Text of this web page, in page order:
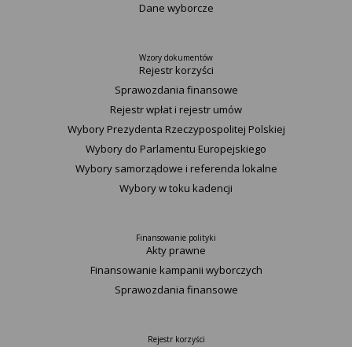
Dane wyborcze
Wzory dokumentów
Rejestr korzyści
Sprawozdania finansowe
Rejestr wpłat i rejestr umów
Wybory Prezydenta Rzeczypospolitej Polskiej
Wybory do Parlamentu Europejskiego
Wybory samorządowe i referenda lokalne
Wybory w toku kadencji
Finansowanie polityki
Akty prawne
Finansowanie kampanii wyborczych
Sprawozdania finansowe
Rejestr korzyści